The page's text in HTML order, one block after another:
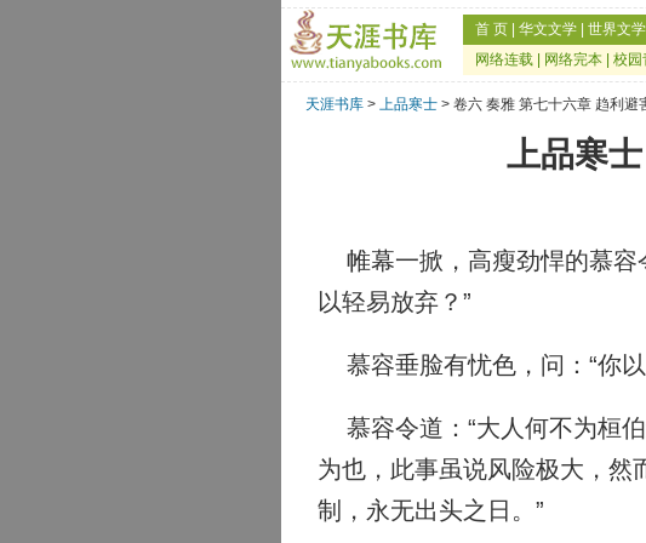
首 页 华文文学 世界文学
网络连载
网络完本 校园
天涯书库 > 上品寒士 > 卷六 奏雅 第七十六章 趋利避
上品寒
帷幕一掀，高瘦劲悍的慕容
以轻易放弃？”
慕容垂脸有忧色，问：“你
慕容令道：“大人何不为桓
为也，此事虽说风险极大，然
制，永无出头之日。”